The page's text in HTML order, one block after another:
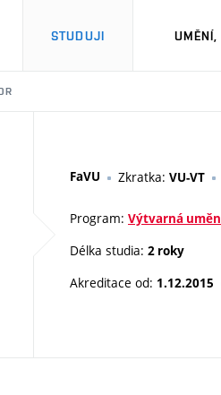
STUDUJI UMĚNÍ,
FaVU Zkratka: VU-VT
Program: Výtvarná
Délka studia: 2 roky
Akreditace od: 1.12.2015